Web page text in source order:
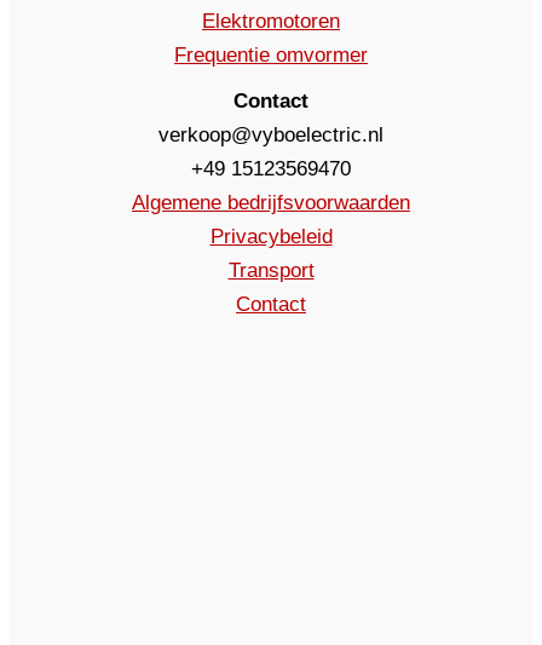
Elektromotoren
Frequentie omvormer
Contact
verkoop@vyboelectric.nl
+49 15123569470
Algemene bedrijfsvoorwaarden
Privacybeleid
Transport
Contact